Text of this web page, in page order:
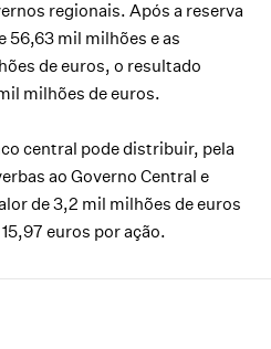
regionais. Após a reserva
56,63 mil milhões e as
de euros, o resultado
milhões de euros.
central pode distribuir, pela
ao Governo Central e
de 3,2 mil milhões de euros
euros por ação.